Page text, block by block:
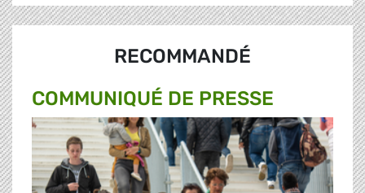
RECOMMANDÉ
COMMUNIQUÉ DE PRESSE